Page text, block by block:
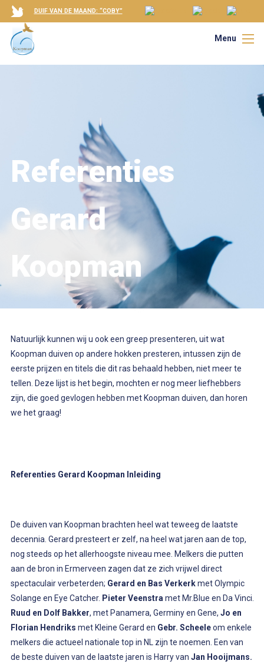
DUIF VAN DE MAAND: “COBY”
Menu
Referenties
Gerard
Koopman
Natuurlijk kunnen wij u ook een greep presenteren, uit wat
Koopman duiven op andere hokken presteren, intussen zijn de
eerste prijzen en titels die dit ras behaald hebben, niet meer te
tellen. Deze lijst is het begin, mochten er nog meer liefhebbers
zijn, die goed gevlogen hebben met Koopman duiven, dan horen
we het graag!
Referenties Gerard Koopman Inleiding
De duiven van Koopman brachten heel wat teweeg de laatste
decennia. Gerard presteert er zelf, na heel wat jaren aan de top,
nog steeds op het allerhoogste niveau mee. Melkers die putten
aan de bron in Ermerveen zagen dat ze zich vrijwel direct
spectaculair verbeterden; Gerard en Bas Verkerkmet Olympic
Solange en Eye Catcher. Pieter Veenstra met Mr.Blue en Da Vinci.
Ruud en Dolf Bakker, met Panamera, Germiny en Gene, Jo en
Florian Hendriks met Kleine Gerard en Gebr. Scheeleom enkele
melkers die actueel nationale top in NL zijn te noemen. Een van
de beste duiven van de laatste jaren is Harry van Jan Hooijmans.